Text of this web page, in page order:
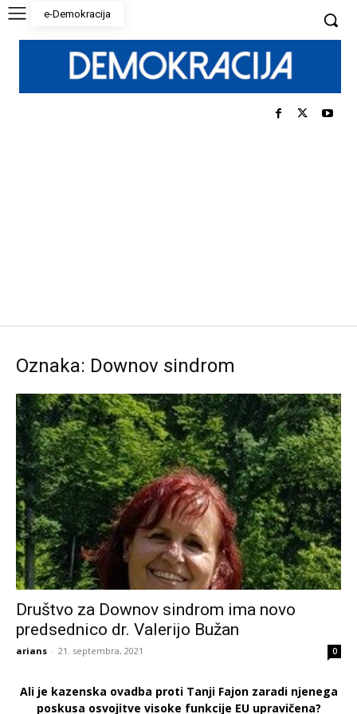
e-Demokracija
Oznaka: Downov sindrom
Društvo za Downov sindrom ima novo
predsednico dr. Valerijo Bužan
arians - 21. septembra, 2021 0
Ali je kazenska ovadba proti Tanji Fajon zaradi njenega
poskusa osvojitve visoke funkcije EU upravičena?